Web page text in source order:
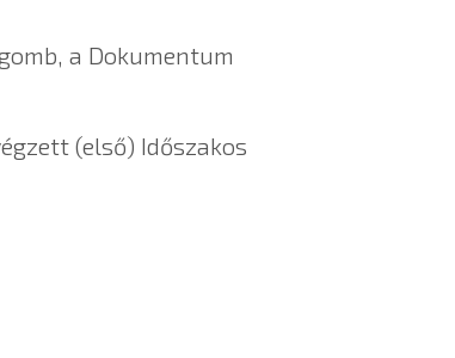
a Dokumentum
(első) Időszakos